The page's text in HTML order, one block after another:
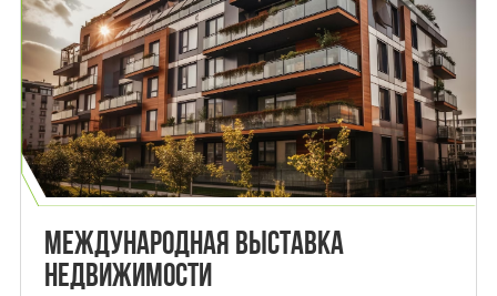
МЕЖДУНАРОДНАЯ ВЫСТАВКА
НЕДВИЖИМОСТИ